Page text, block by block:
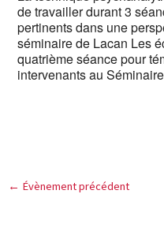
de travailler durant 3
pertinents dans une
séminaire de Lacan Les
quatrième séance pour
intervenants au
← Évènement précédent